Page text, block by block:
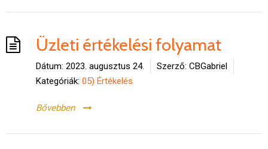
Üzleti értékelési folyamat
Dátum: 2023. augusztus 24. Szerző: CBGabriel
Kategóriák: 05) Értékelés
Bővebben